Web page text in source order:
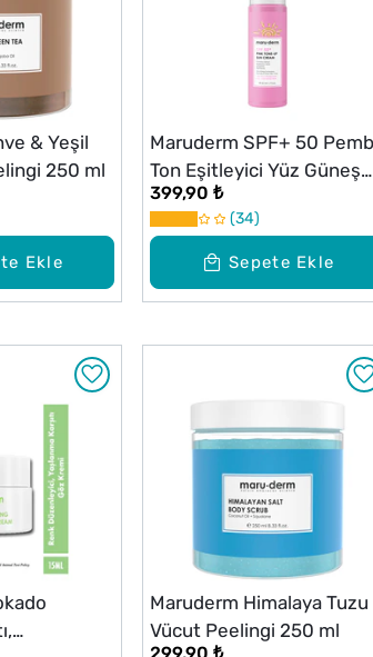
Ekle
& Yeşil
250 ml
Sepete Ekle
Maruderm SPF+ 50
Ton Eşitleyici Yüz Güneş
Kremi 50 ml
399,90 ₺
34
Maruderm Himalaya Tuzu
Vücut Peelingi 250 ml